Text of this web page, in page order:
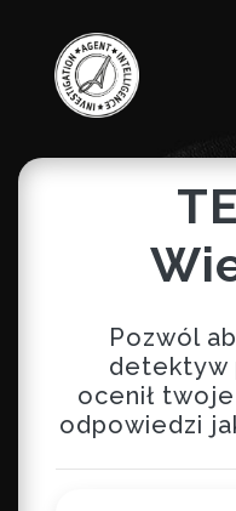
Pozwól
detektyw
ocenił
odpowiedzi